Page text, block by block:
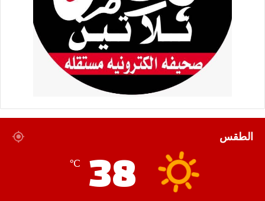
الطقس 38
℃